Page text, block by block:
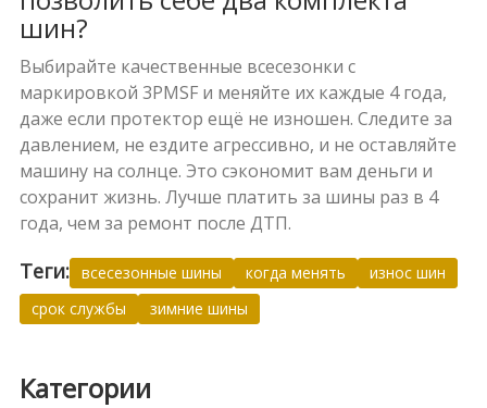
шин?
Выбирайте качественные всесезонки с
маркировкой 3PMSF и меняйте их каждые 4 года,
даже если протектор ещё не изношен. Следите за
давлением, не ездите агрессивно, и не оставляйте
машину на солнце. Это сэкономит вам деньги и
сохранит жизнь. Лучше платить за шины раз в 4
года, чем за ремонт после ДТП.
Теги: всесезонные шины когда менять
износ шин
срок службы
зимние шины
Категории